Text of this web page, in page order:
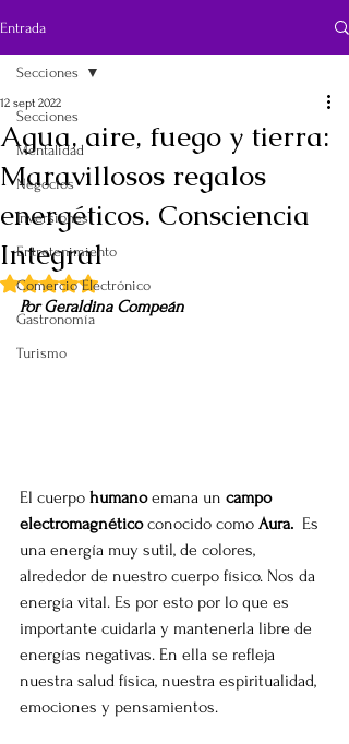
Entrada
Secciones
Mentalidad
Negocios
Inversiones
Entretenimiento
Comercio Electrónico
Gastronomía
Turismo
Secciones
Agua, aire, fuego y tierra:
Maravillosos regalos
energéticos. Consciencia
Integral
12 sept 2022
Obtuvo NaN de 5 estrellas.
Por Geraldina Compeán
El cuerpo humano emana un campo
electromagnético conocido como Aura. Es
una energía muy sutil, de colores,
alrededor de nuestro cuerpo físico. Nos da
energía vital. Es por esto por lo que es
importante cuidarla y mantenerla libre de
energías negativas. En ella se refleja
nuestra salud física, nuestra espiritualidad,
emociones y pensamientos.